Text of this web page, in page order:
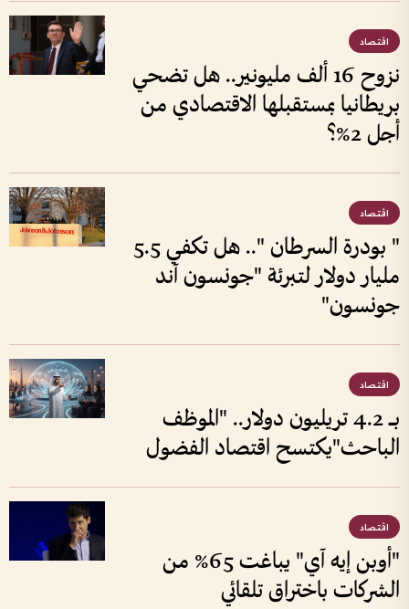
اقتصاد
نزوح 16 ألف مليونير.. هل تضحي
بريطانيا بمستقبلها الاقتصادي من
أجل 2%؟
اقتصاد
" بودرة السرطان ".. هل تكفي 5.5
مليار دولار لتبرئة "جونسون آند
جونسون"
اقتصاد
بـــ 4.2 تريليون دولار.. "الموظف
الباحث"يكتسح اقتصاد الفضول
اقتصاد
"أوبن إيه آي" يباغت 65% من
الشركات باختراق تلقائي